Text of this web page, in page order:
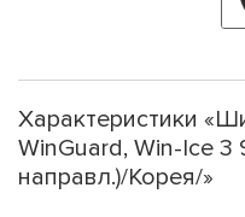
Характеристики
WinGuard, Win-Ice
направл.)/Корея/»